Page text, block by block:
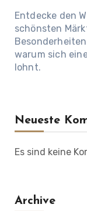
Entdecke den
schönsten
warum sich
lohnt.
Neueste
Es sind keine
Archive